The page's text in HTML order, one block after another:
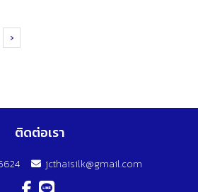
›
ติดต่อเรา
jcthaisilk@gmail.com